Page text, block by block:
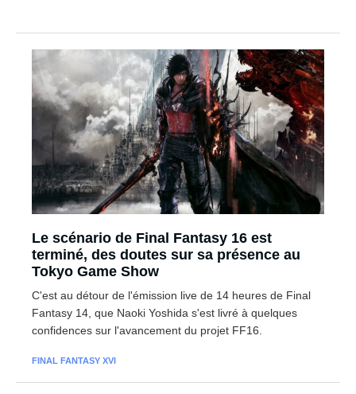
Le scénario de Final Fantasy 16 est
terminé, des doutes sur sa présence au
Tokyo Game Show
C'est au détour de l'émission live de 14 heures de Final
Fantasy 14, que Naoki Yoshida s'est livré à quelques
confidences sur l'avancement du projet FF16.
FINAL FANTASY XVI